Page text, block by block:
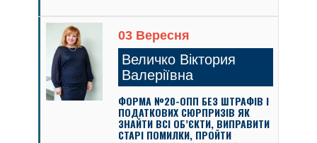
03 Вересня
Величко Віктория
Валеріївна
ФОРМА №20-ОПП БЕЗ ШТРАФІВ І
ПОДАТКОВИХ СЮРПРИЗІВ ЯК
ЗНАЙТИ ВСІ ОБ’ЄКТИ, ВИПРАВИТИ
СТАРІ ПОМИЛКИ, ПРОЙТИ